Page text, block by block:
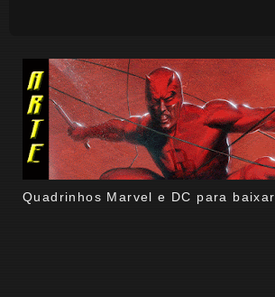
Quadrinhos Marvel e DC para baixar.